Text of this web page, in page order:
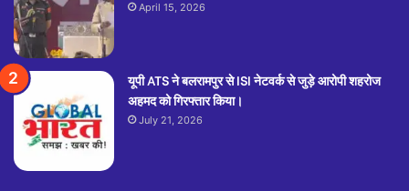
April 15, 2026
यूपी ATS ने बलरामपुर से ISI नेटवर्क से जुड़े आरोपी शहरोज
अहमद को गिरफ्तार किया।
July 21, 2026